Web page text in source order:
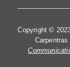
Copyright ©